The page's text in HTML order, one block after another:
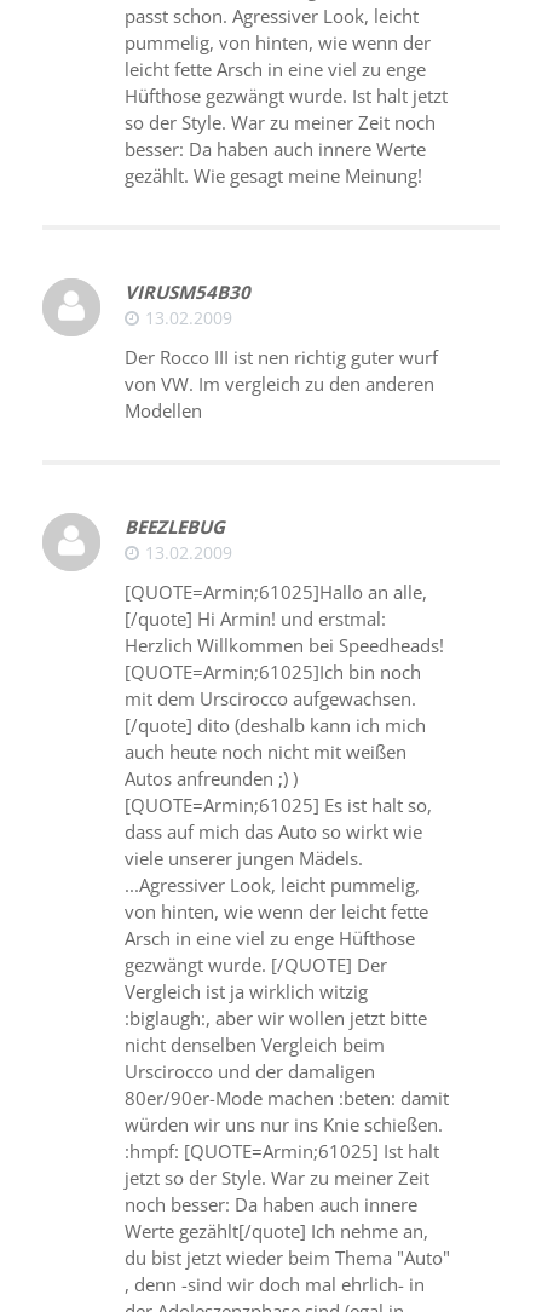
passt schon. Agressiver Look, leicht
pummelig, von hinten, wie wenn der
leicht fette Arsch in eine viel zu enge
Hüfthose gezwängt wurde. Ist halt jetzt
so der Style. War zu meiner Zeit noch
besser: Da haben auch innere Werte
gezählt. Wie gesagt meine Meinung!
VIRUSM54B30
13.02.2009
Der Rocco III ist nen richtig guter wurf
von VW. Im vergleich zu den anderen
Modellen
BEEZLEBUG
13.02.2009
[QUOTE=Armin;61025]Hallo an alle,
[/quote] Hi Armin! und erstmal:
Herzlich Willkommen bei Speedheads!
[QUOTE=Armin;61025]Ich bin noch
mit dem Urscirocco aufgewachsen.
[/quote] dito (deshalb kann ich mich
auch heute noch nicht mit weißen
Autos anfreunden ;) )
[QUOTE=Armin;61025] Es ist halt so,
dass auf mich das Auto so wirkt wie
viele unserer jungen Mädels.
...Agressiver Look, leicht pummelig,
von hinten, wie wenn der leicht fette
Arsch in eine viel zu enge Hüfthose
gezwängt wurde. [/QUOTE] Der
Vergleich ist ja wirklich witzig
:biglaugh:, aber wir wollen jetzt bitte
nicht denselben Vergleich beim
Urscirocco und der damaligen
80er/90er-Mode machen :beten: damit
würden wir uns nur ins Knie schießen.
:hmpf: [QUOTE=Armin;61025] Ist halt
jetzt so der Style. War zu meiner Zeit
noch besser: Da haben auch innere
Werte gezählt[/quote] Ich nehme an,
du bist jetzt wieder beim Thema "Auto"
, denn -sind wir doch mal ehrlich- in